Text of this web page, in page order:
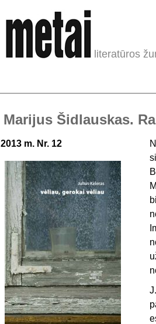
literatūros
Marijus Šidlauskas.
2013 m. Nr. 12